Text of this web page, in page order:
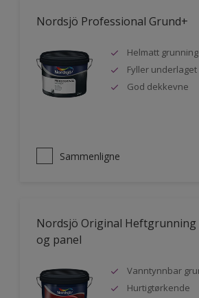
Nordsjö Professional Grund+
Helmatt
Fyller underlaget
God dekkevne
Sammenligne
Nordsjö Original
og panel
Vanntynnbar
Hurtigtørkende